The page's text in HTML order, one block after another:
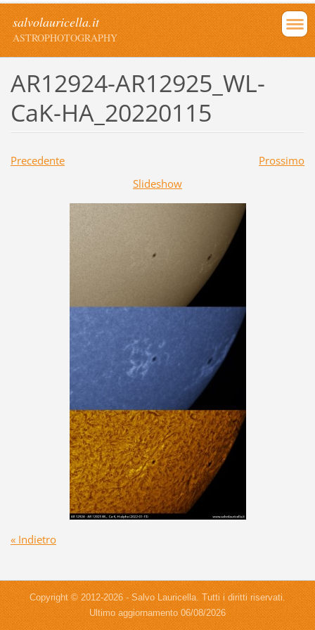
salvolauricella.it
ASTROPHOTOGRAPHY
AR12924-AR12925_WL-
CaK-HA_20220115
Precedente
Prossimo
Slideshow
« Indietro
Copyright © 2012-2026 - Salvo Lauricella. Tutti i diritti riservati.
Ultimo aggiornamento 06/08/2026